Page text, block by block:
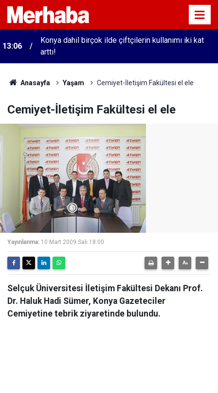
13:06
Konya dahil birçok ilde çiftçilerin kullanımı iki kat
arttı!
Anasayfa Yaşam Cemiyet-İletişim Fakültesi el ele
Cemiyet-İletişim Fakültesi el ele
Yayınlanma: 10 Mart 2009 Salı 18:00
Selçuk Üniversitesi İletişim Fakültesi Dekanı Prof.
Dr. Haluk Hadi Sümer, Konya Gazeteciler
Cemiyetine tebrik ziyaretinde bulundu.